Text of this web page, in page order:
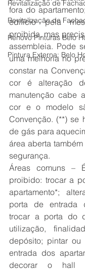
Revitalização de
Revitalização de
Renovo Pinturas Belo
Pintura Externa: Belo
fora do
edifício pela
proibida, mas
assembleia. Pode
uma melhoria no
constar na
cor é alteração
manutenção cabe
cor e o modelo
Convenção. (**) se
de gás para
área aberta
segurança.
Áreas comuns –
proibido: trocar a
apartamento*;
porta de entrada
trocar a porta do
utilização,
depósito; pintar
entrada dos
decorar o hall